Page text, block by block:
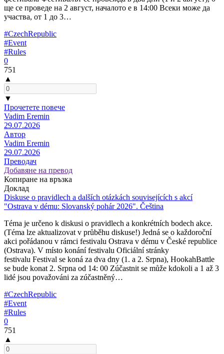
ще се проведе на 2 август, началото е в 14:00 Всеки може да
участва, от 1 до 3…
#CzechRepublic
#Event
#Rules
0
751
▲
▼
Прочетете повече
Vadim Eremin
29.07.2026
Автор
Vadim Eremin
29.07.2026
Преводач
Добавяне на превод
Копиране на връзка
Доклад
Diskuse o pravidlech a dalších otázkách souvisejících s akcí
"Ostrava v dému: Slovanský pohár 2026". Čeština
Téma je určeno k diskusi o pravidlech a konkrétních bodech akce.
(Téma lze aktualizovat v průběhu diskuse!) Jedná se o každoroční
akci pořádanou v rámci festivalu Ostrava v dému v České republice
(Ostrava). V místo konání festivalu Oficiální stránky
festivalu Festival se koná za dva dny (1. a 2. Srpna), HookahBattle
se bude konat 2. Srpna od 14: 00 Zúčastnit se může kdokoli a 1 až 3
lidé jsou považováni za zúčastněný…
#CzechRepublic
#Event
#Rules
0
751
▲